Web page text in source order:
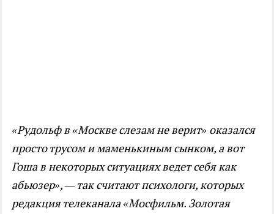
«Рудольф в «Москве слезам не верит» оказался
просто трусом и маменькиным сынком, а вот
Гоша в некоторых ситуациях ведет себя как
абьюзер», — так считают психологи, которых
редакция телеканала «Мосфильм. Золотая